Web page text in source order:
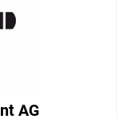
AG